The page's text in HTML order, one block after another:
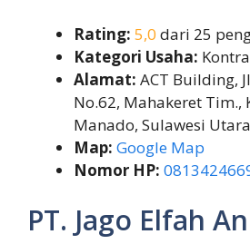
Rating: 5,0 dari 25
Kategori Usaha:
Alamat: ACT Building,
No.62, Mahakeret Tim.,
Manado, Sulawesi
Map: Google Map
Nomor HP:
PT. Jago Elfah